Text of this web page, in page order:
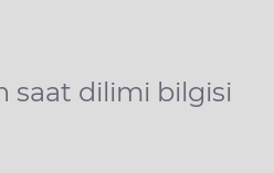
saat dilimi bilgisi